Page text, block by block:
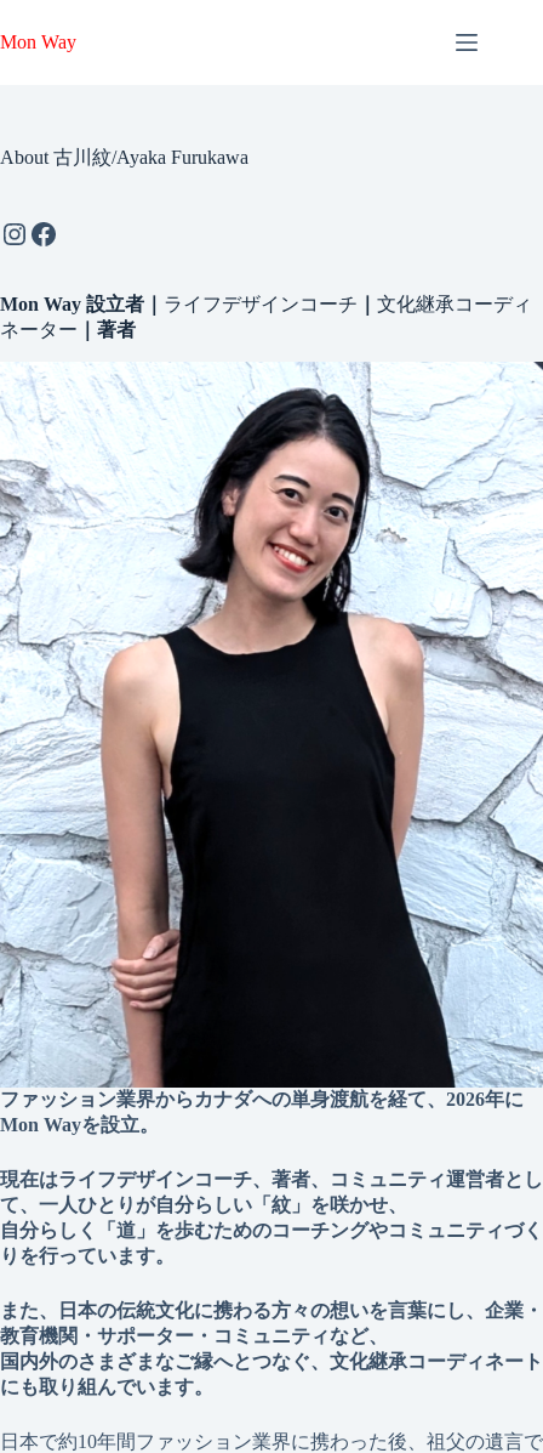
ン
ス
プ
Mon Way
About 古川紋/Ayaka Furukawa
Instagram
Facebook
Mon Way 設立者｜ ライフデザインコーチ
文化継承コーディ
ネーター ｜著者
ファッション業界からカナダへの単身渡航を経て、2026年に
Mon Wayを設立。
現在はライフデザインコーチ、著者、コミュニティ運営者とし
て、一人ひとりが自分らしい「紋」を咲かせ、
自分らしく「道」を歩むためのコーチングやコミュニティづく
りを行っています。
また、日本の伝統文化に携わる方々の想いを言葉にし、企業・
教育機関・サポーター・コミュニティなど、
国内外のさまざまなご縁へとつなぐ、文化継承コーディネート
にも取り組んでいます。
日本で約10年間ファッション業界に携わった後、祖父の遺言で